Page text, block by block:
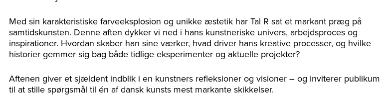
Med sin karakteristiske farveeksplosion og unikke æstetik har Tal R sat et markant præg på
samtidskunsten. Denne aften dykker vi ned i hans kunstneriske univers, arbejdsproces og
inspirationer. Hvordan skaber han sine værker, hvad driver hans kreative processer, og hvilke
historier gemmer sig bag både tidlige eksperimenter og aktuelle projekter?
Aftenen giver et sjældent indblik i en kunstners refleksioner og visioner – og inviterer publikum
til at stille spørgsmål til én af dansk kunsts mest markante skikkelser.